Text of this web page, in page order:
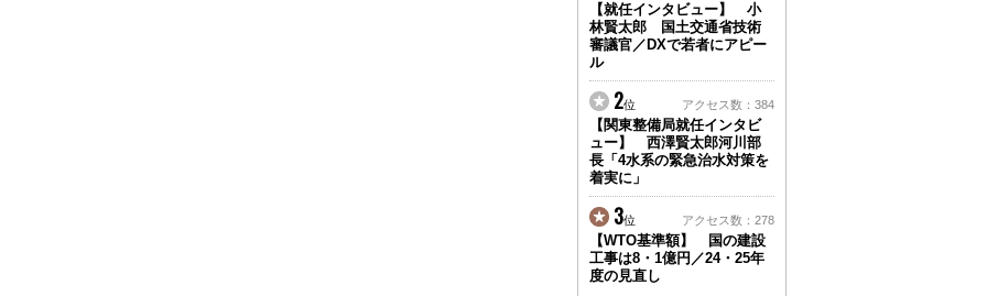
●ゴールデンウィークに
伴う情報更新停止のお知
らせ(05/02～05/10)●
ユーザー各位
建設資料館をご利用いた
だき、誠に有難うござい
ます。
下記の期間につきまし
て、弊社休業のため情報
更新を停止させていただ
きます。
【期間】５月２日(土)～
５月１０日(日)
上記の期間、情報の更新
がされませんので、ご了
【就任インタビュー】 小
林賢太郎 国土交通省技術
審議官／DXで若者にアピー
ル
2位 アクセス数：384
【関東整備局就任インタビ
ュー】 西澤賢太郎河川部
長「4水系の緊急治水対策を
着実に」
3位 アクセス数：278
【WTO基準額】 国の建設
工事は8・1億円／24・25年
度の見直し